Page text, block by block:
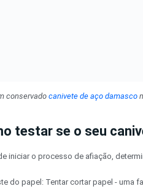
conservado canivete de aço damasco
testar se o seu
iniciar o processo de afiação,
do papel: Tentar cortar papel - uma